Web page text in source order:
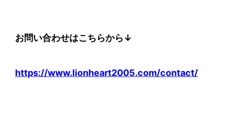
お問い合わせはこちらから↓
https://www.lionheart2005.com/contact/